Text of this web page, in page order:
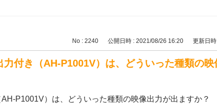
No : 2240 公開日時 : 2021/08/26 16:20 更新日
付き（AH-P1001V）は、どういった種類の映
P1001V）は、どういった種類の映像出力が出ますか？